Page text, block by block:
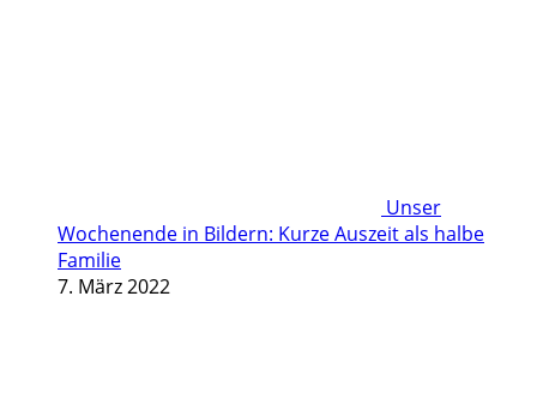
Unser
Wochenende in Bildern: Kurze Auszeit als halbe
Familie
7. März 2022